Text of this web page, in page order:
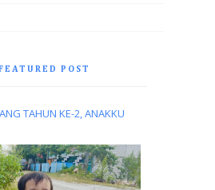
POST
TAHUN KE-2, ANAKKU